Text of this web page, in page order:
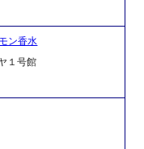
ン香水
１号館